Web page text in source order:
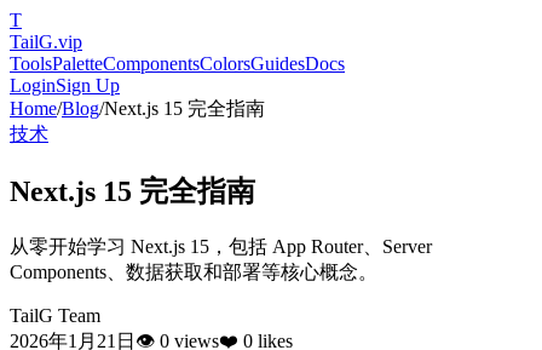
T
TailG.vip
ToolsPaletteComponentsColorsGuidesDocs
LoginSign Up
Home/Blog/Next.js 15 完全指南
技术
Next.js 15 完全指南
从零开始学习 Next.js 15，包括 App Router、Server
Components、数据获取和部署等核心概念。
TailG Team
2026年1月21日 👁 0 views❤️ 0 likes